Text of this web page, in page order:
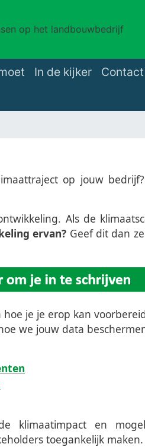
op het landbouwbedrijf
In de kijker Contact
op jouw
Als de
ervan? Geef dit dan
je je erop kan
we jouw data
en
toegankelijk